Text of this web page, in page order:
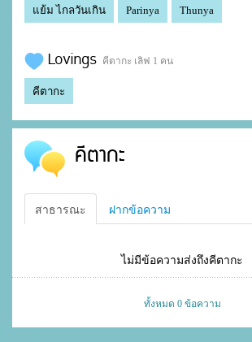
แย้ม ไกลวันเกิน Parinya Thunya
Lovings คีตากะ เลิฟ 1 คน
คีตากะ
คีตากะ
สาธารณะ ฝากข้อความ
ไม่มีข้อความส่งถึงคีตากะ
ทั้งหมด 0 ข้อความ